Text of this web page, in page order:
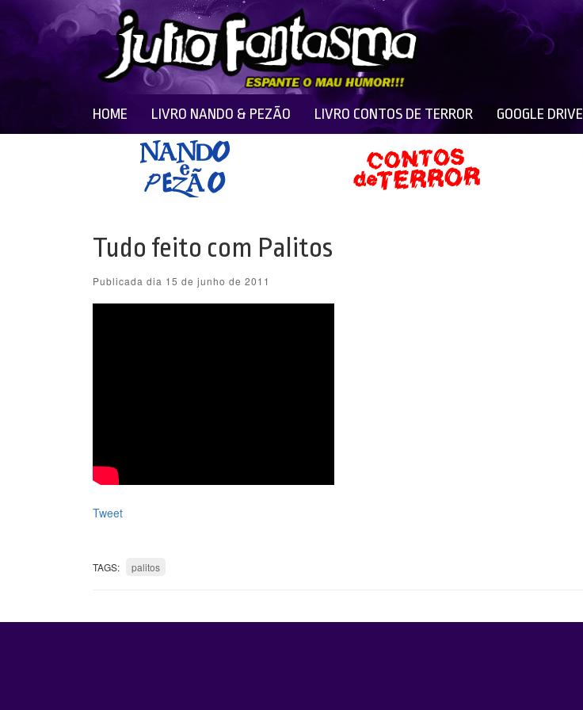
HOME LIVRO NANDO & PEZÃO LIVRO CONTOS DE TERROR GOOGLE DRIVE
Tudo feito com Palitos
Publicada dia 15 de junho de 2011
Tweet
TAGS: palitos